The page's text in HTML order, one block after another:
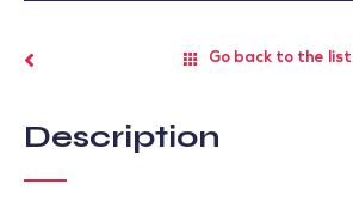
Go back to the list
Description